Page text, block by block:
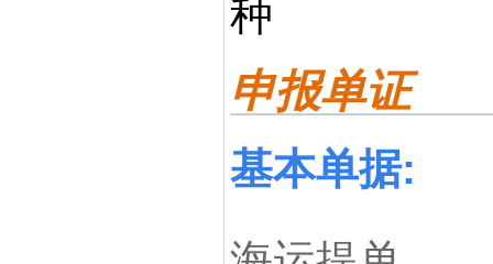
种
申报单证
基本单据: